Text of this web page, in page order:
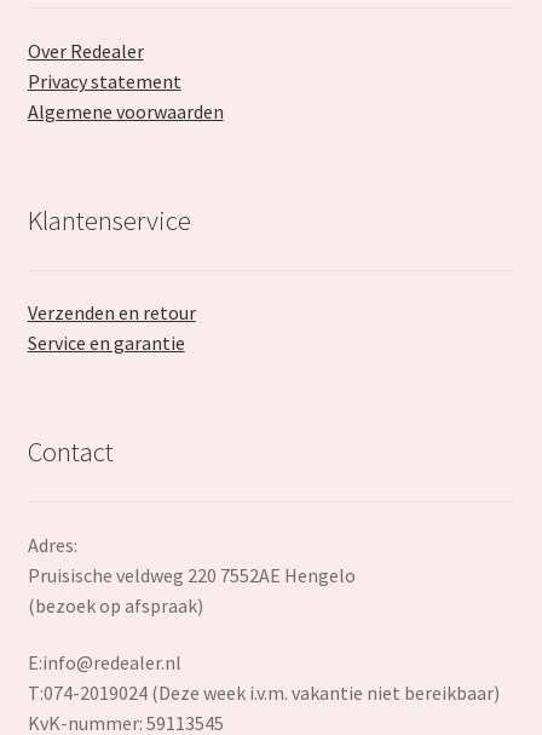
Over Redealer
Privacy statement
Algemene voorwaarden
Klantenservice
Verzenden en retour
Service en garantie
Contact
Adres:
Pruisische veldweg 220 7552AE Hengelo
(bezoek op afspraak)
E:info@redealer.nl
T:074-2019024 (Deze week i.v.m. vakantie niet bereikbaar)
KvK-nummer: 59113545